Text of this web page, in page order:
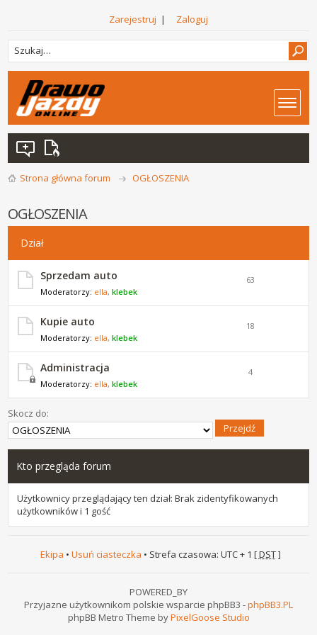
Zarejestruj | Zaloguj
Strona główna forum OGŁOSZENIA
OGŁOSZENIA
Dział
Sprzedam auto
Moderatorzy: ella,klebek
63
Kupie auto
Moderatorzy: ella,klebek
18
Administracja
Moderatorzy: ella,klebek
4
Skocz do:
Kto przegląda forum
Użytkownicy przeglądający ten dział: Brak zidentyfikowanych
użytkowników i 1 gość
Ekipa • Usuń ciasteczka • Strefa czasowa: UTC + 1 [DST]
POWERED_BY
Przyjazne użytkownikom polskie wsparcie phpBB3 -phpBB3.PL
phpBB Metro Theme byPixelGoose Studio